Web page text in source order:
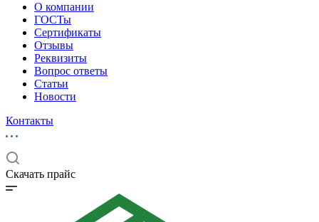
О компании
ГОСТы
Сертификаты
Отзывы
Реквизиты
Вопрос ответы
Статьи
Новости
Контакты
Скачать прайс